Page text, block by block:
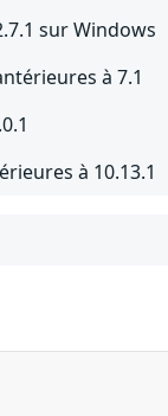
sur Windows
à 7.1
à 10.13.1